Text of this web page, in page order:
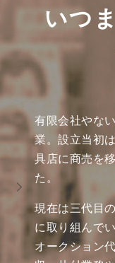
いつ
有限会社やな
業。設立当初
具店に商売を
た。
現在は三代目
に取り組んで
オークション